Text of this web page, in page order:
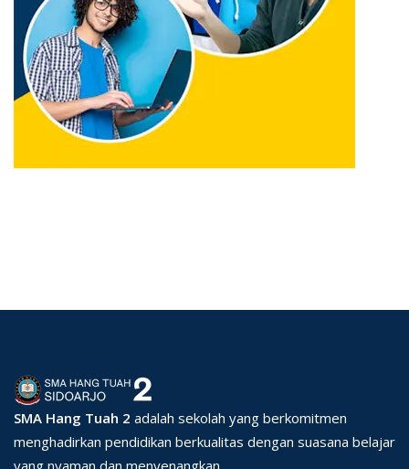
SMA Hang Tuah 2 adalah sekolah yang berkomitmen
menghadirkan pendidikan berkualitas dengan suasana belajar
yang nyaman dan menyenangkan.